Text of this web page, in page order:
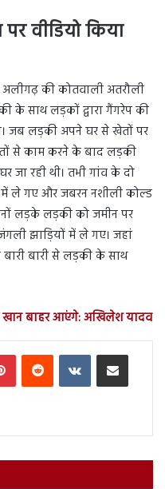
वीडियो किया
अलीगढ़ की कोतवाली अतरौली
के साथ लड़कों द्वारा गैंगरेप की
जब लड़की अपने घर से खेतों पर
से काम करने के बाद लड़की
जा रही थी। तभी गांव के दो
ले गए और जबरन नशीली कोल्ड
लड़के लड़की को जमीन पर
झाड़ियों में ले गए। जहां
बारी से लड़की के साथ
बाहर आएंगे: अखिलेश यादव
PinterestReddit VKontakteShare via Email